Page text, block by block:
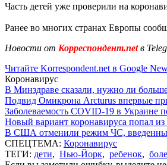
Часть детей уже проверили на
Ранее во многих странах Европы
Новости от Корреспондент.netв
Читайте Korrespondent.net в Google
Коронавирус
В Минздраве сказали, нужно ли
Подвид Омикрона Arcturus впервые
Заболеваемость COVID-19 в Украине
Новый вариант коронавируса попал
В США отменили режим ЧС,
СПЕЦТЕМА: Коронавирус
ТЕГИ: дети, Нью-Йорк, ребенок,